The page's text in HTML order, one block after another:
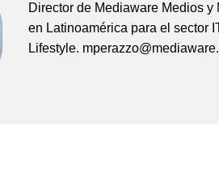
Director de Mediaware Medios
en Latinoamérica para el sector
Lifestyle.